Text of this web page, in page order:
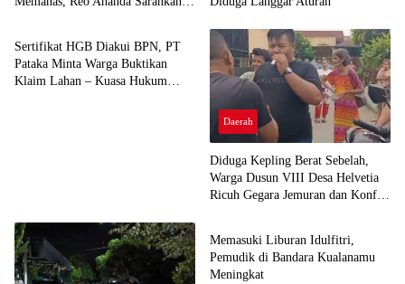
Trending
Sertifikat HGB Diakui BPN, PT
Pataka Minta Warga Buktikan
Klaim Lahan – Kuasa Hukum
Daerah
Diduga Kepling Berat Sebelah,
Warga Dusun VIII Desa Helvetia
Ricuh Gegara Jemuran dan Konflik
Daerah
Memasuki Liburan Idulfitri,
Pemudik di Bandara Kualanamu
Meningkat